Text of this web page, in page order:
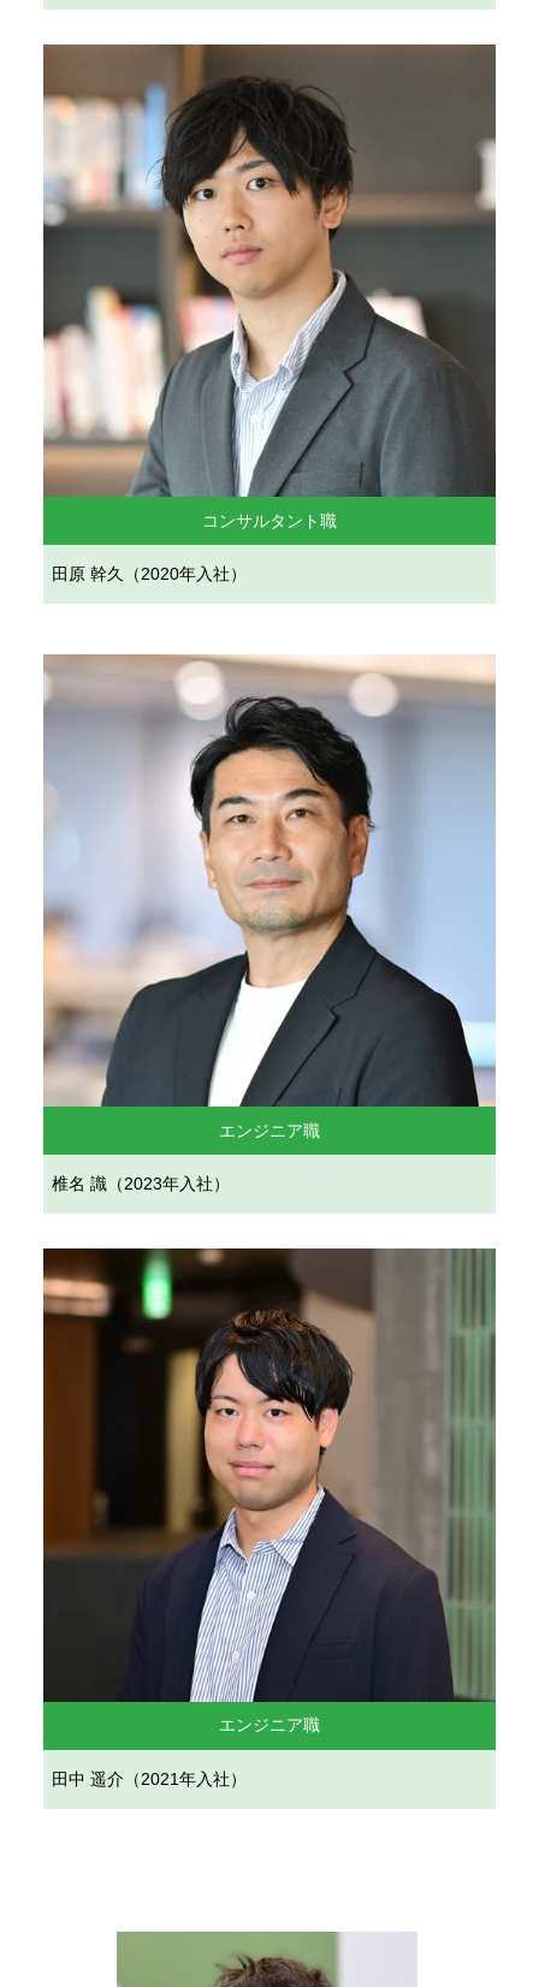
コンサルタント職
田原 幹久（2020年入社）
エンジニア職
椎名 識（2023年入社）
エンジニア職
田中 遥介（2021年入社）